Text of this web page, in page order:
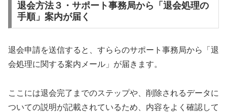
退会方法３・サポート事務局から「退会処理の
手順」案内が届く
退会申請を送信すると、すららのサポート事務局から「退
会処理に関する案内メール」が届きます。
ここには退会完了までのステップや、削除されるデータに
ついての説明が記載されているため、内容をよく確認して